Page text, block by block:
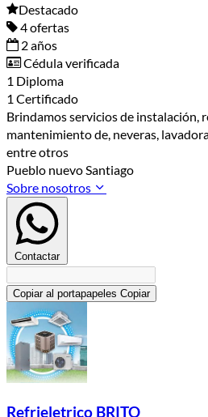
Destacado
4 ofertas
2 años
Cédula verificada
1 Diploma
1 Certificado
Brindamos servicios de instalación,
mantenimiento de, neveras,
entre otros
Pueblo nuevo Santiago
Sobre nosotros
Contactar
Copiar al portapapeles Copiar
Refrieletrico BRITO